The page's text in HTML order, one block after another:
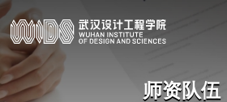
师资队伍